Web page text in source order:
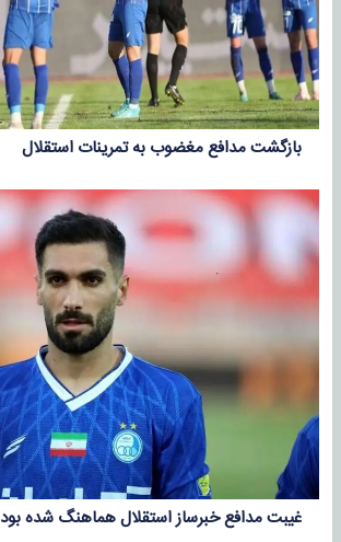
بازگشت مدافع مغضوب به تمرینات استقلال
غیبت مدافع خبرساز استقلال هماهنگ شده بود